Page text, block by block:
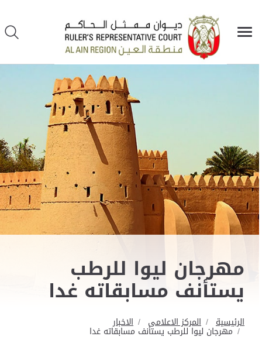
مهرجان ليوا للرطب
يستأنف مسابقاته غدا
الرئيسية المركز الاعلامى الاخبار
مهرجان ليوا للرطب يستأنف مسابقاته غدا